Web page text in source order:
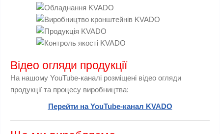
Відео огляди продукції
На нашому YouTube-каналі розміщені відео огляди
продукції та процесу виробництва:
Перейти на YouTube-канал KVADO